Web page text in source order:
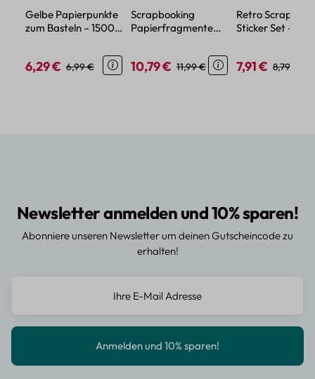
Gelbe Papierpunkte
zum Basteln – 1500
Verkaufspreis:
6,29 € Regulärer Preis:
6,99 €
Scrapbooking
Papierfragmente
Himmel, Menschen
Verkaufspreis:
10,79 € Regulärer Preis:
11,99 €
Retro
Sticker Set – 60-
Verkaufspreis:
7,91 € 8,79 €
Newsletter anmelden und 10% sparen!
Abonniere unseren Newsletter um deinen Gutscheincode zu
erhalten!